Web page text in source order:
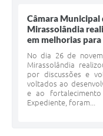
Câmara Municipal
Mirassolândia
em melhorias para
No dia 26 de
Mirassolândia
por discussões e
voltados ao
e ao
Expediente, foram...